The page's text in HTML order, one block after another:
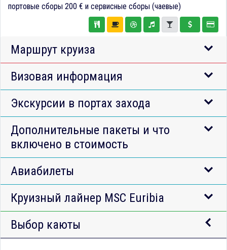
портовые сборы 200 € и сервисные сборы (чаевые)
Маршрут круиза
Визовая информация
Экскурсии в портах захода
Дополнительные пакеты и что
включено в стоимость
Авиабилеты
Круизный лайнер MSC Euribia
Выбор каюты